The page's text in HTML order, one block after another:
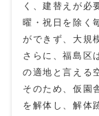
く、建替えが必
曜・祝日を除く
ができず、大規
さらに、福島区
の適地と言える
そのため、仮園
を解体し、解体